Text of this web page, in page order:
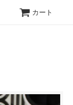
カート